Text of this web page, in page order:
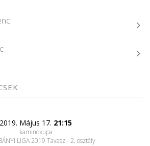
2019. Május 17. 21:15
kaminokupa
LIGA 2019 Tavasz - 2. osztály